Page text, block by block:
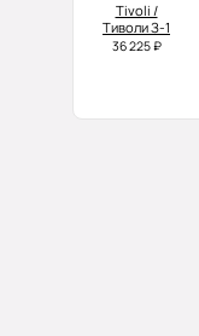
Tivoli /
Тиволи З-1
36 225 ₽